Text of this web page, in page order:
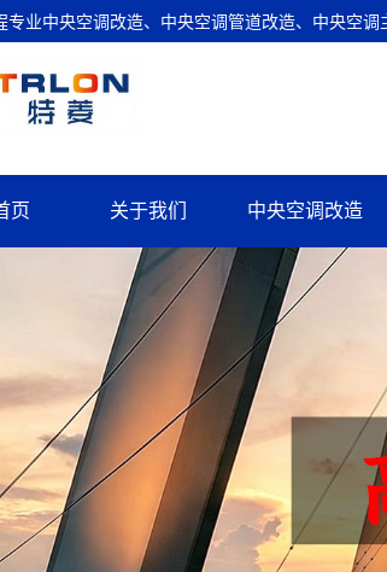
专业中央空调改造、中央空调管道改造、中央空
页 关于我们 中央空调改造